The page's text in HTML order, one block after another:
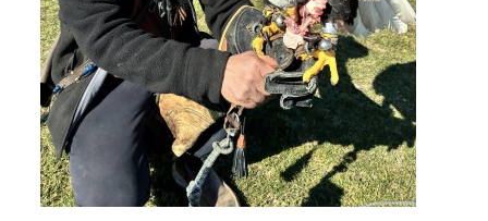
NAŠE ÚSPĚCHY
GDPR
PŘEDŠKOLÁCI
JAK MOTIVOVAT DÍTĚ KE ČTENÍ